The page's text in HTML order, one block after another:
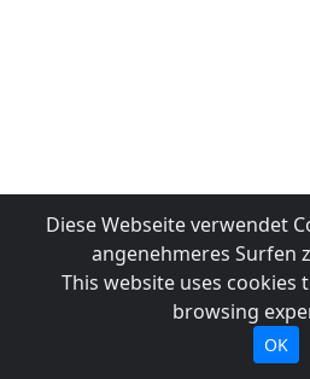
Diese Webseite verwendet
angenehmeres Surfen
This website uses cookies
browsing
OK